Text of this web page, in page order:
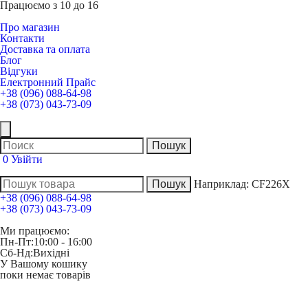
Працюємо з 10 до 16
Про магазин
Контакти
Доставка та оплата
Блог
Відгуки
Електронний Прайс
+38 (096) 088-64-98
+38 (073) 043-73-09
0 Увійти
Наприклад: CF226X
+38 (096) 088-64-98
+38 (073) 043-73-09
Ми працюємо:
Пн-Пт:10:00 - 16:00
Сб-Нд:Вихідні
У Вашому кошику
поки немає товарів